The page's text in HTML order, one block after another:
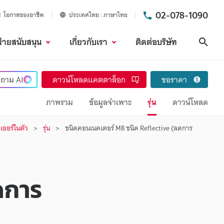
โอกาสของอาชีพ ประเทศไทย ภาษาไทย 02-078-1090
ยสนับสนุน เกี่ยวกับเรา ติดต่อบริษัท
ถามAI ดาวน์โหลดแคตตาล็อก
ขอราคา
ภาพรวม
ข้อมูลจำเพาะ รุ่น ดาวน์โหลด
อร์ในตัว รุ่น ชนิดคอนเนคเตอร์ M8 ชนิด Reflective (ลดการ
าร